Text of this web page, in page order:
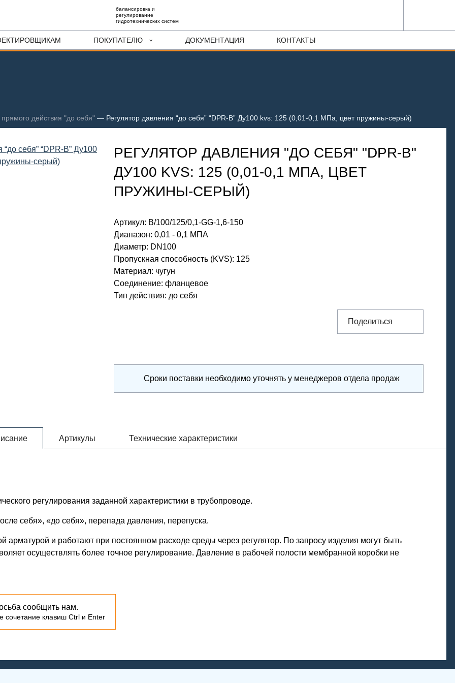
балансировка и
регулирование
гидротехнических систем
ПОКУПАТЕЛЮ ДОКУМЕНТАЦИЯ КОНТАКТЫ
действия "до себя" — Регулятор давления “до себя” “DPR-B” Ду100 kvs: 125 (0,01-0,1 МПа, цвет пружины-серый)
РЕГУЛЯТОР ДАВЛЕНИЯ "ДО СЕБЯ" "DPR-B"
ДУ100 KVS: 125 (0,01-0,1 МПА, ЦВЕТ
ПРУЖИНЫ-СЕРЫЙ)
Артикул: B/100/125/0,1-GG-1,6-150
Диапазон: 0,01 - 0,1 МПА
Диаметр: DN100
Пропускная способность (KVS): 125
Материал: чугун
Соединение: фланцевое
Тип действия: до себя
Поделиться
Сроки поставки необходимо уточнять у менеджеров отдела продаж
Артикулы Технические характеристики
регулирования заданной характеристики в трубопроводе.
себя», «до себя», перепада давления, перепуска.
арматурой и работают при постоянном расходе среды через регулятор. По запросу изделия могут быть
осуществлять более точное регулирование. Давление в рабочей полости мембранной коробки не
сообщить нам.
сочетание клавиш Ctrl и Enter